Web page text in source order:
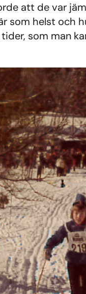
att de var
helst och
som man